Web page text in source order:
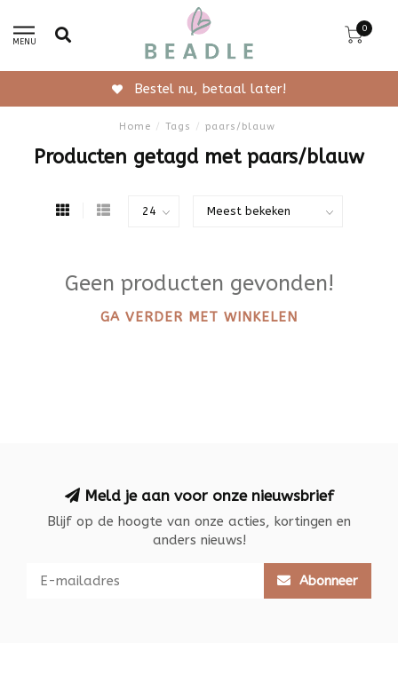
MENU
0
Bestel nu, betaal later!
Home / Tags / paars/blauw
Producten getagd met paars/blauw
Geen producten gevonden!
GA VERDER MET WINKELEN
Meld je aan voor onze nieuwsbrief
Blijf op de hoogte van onze acties, kortingen en
anders nieuws!
Abonneer